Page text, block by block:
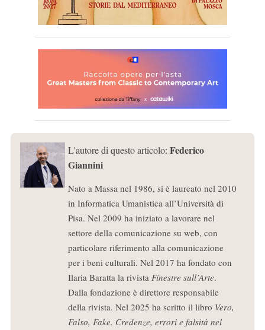
L'autore di questo articolo: Federico
Giannini
Nato a Massa nel 1986, si è laureato nel 2010
in Informatica Umanistica all’Università di
Pisa. Nel 2009 ha iniziato a lavorare nel
settore della comunicazione su web, con
particolare riferimento alla comunicazione
per i beni culturali. Nel 2017 ha fondato con
Ilaria Baratta la rivista Finestre sull’Arte.
Dalla fondazione è direttore responsabile
della rivista. Nel 2025 ha scritto il libro Vero,
Falso, Fake. Credenze, errori e falsità nel